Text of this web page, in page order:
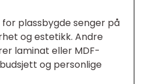
plassbygde senger på
og estetikk. Andre
laminat eller MDF-
og personlige